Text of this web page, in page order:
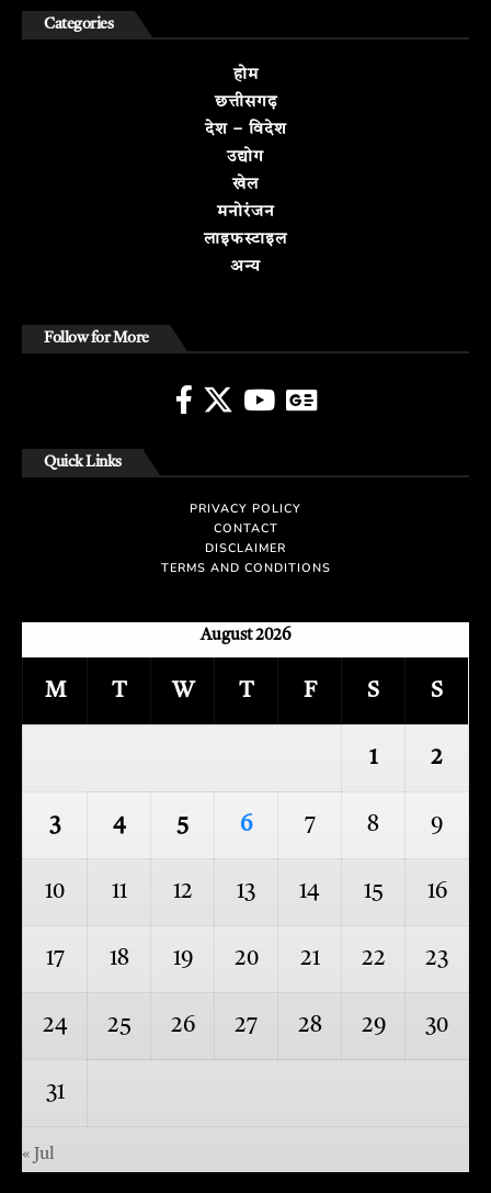
Categories
होम
छत्तीसगढ़
देश – विदेश
उद्योग
खेल
मनोरंजन
लाइफस्टाइल
अन्य
Follow for More
Quick Links
PRIVACY POLICY
CONTACT
DISCLAIMER
TERMS AND CONDITIONS
August 2026
M T W T F S S
1 2
3 4 5 6 7 8 9
10 11 12 13 14 15 16
17 18 19 20 21 22 23
24 25 26 27 28 29 30
31
« Jul